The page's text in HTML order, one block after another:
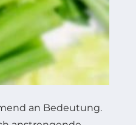
an Bedeutung.